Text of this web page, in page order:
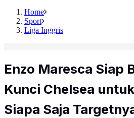
Home
Sport
Liga Inggris
Enzo Maresca Siap
Kunci Chelsea
Siapa Saja